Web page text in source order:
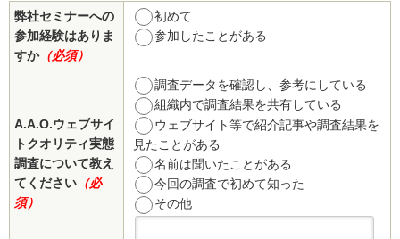
弊社セミナーへの
参加経験はありま
すか（必須）
初めて
参加したことがある
A.A.O.ウェブサイ
トクオリティ実態
調査について教え
てください （必
須）
調査データを確認し、参考にしている
組織内で調査結果を共有している
ウェブサイト等で紹介記事や調査結果を
見たことがある
名前は聞いたことがある
今回の調査で初めて知った
その他